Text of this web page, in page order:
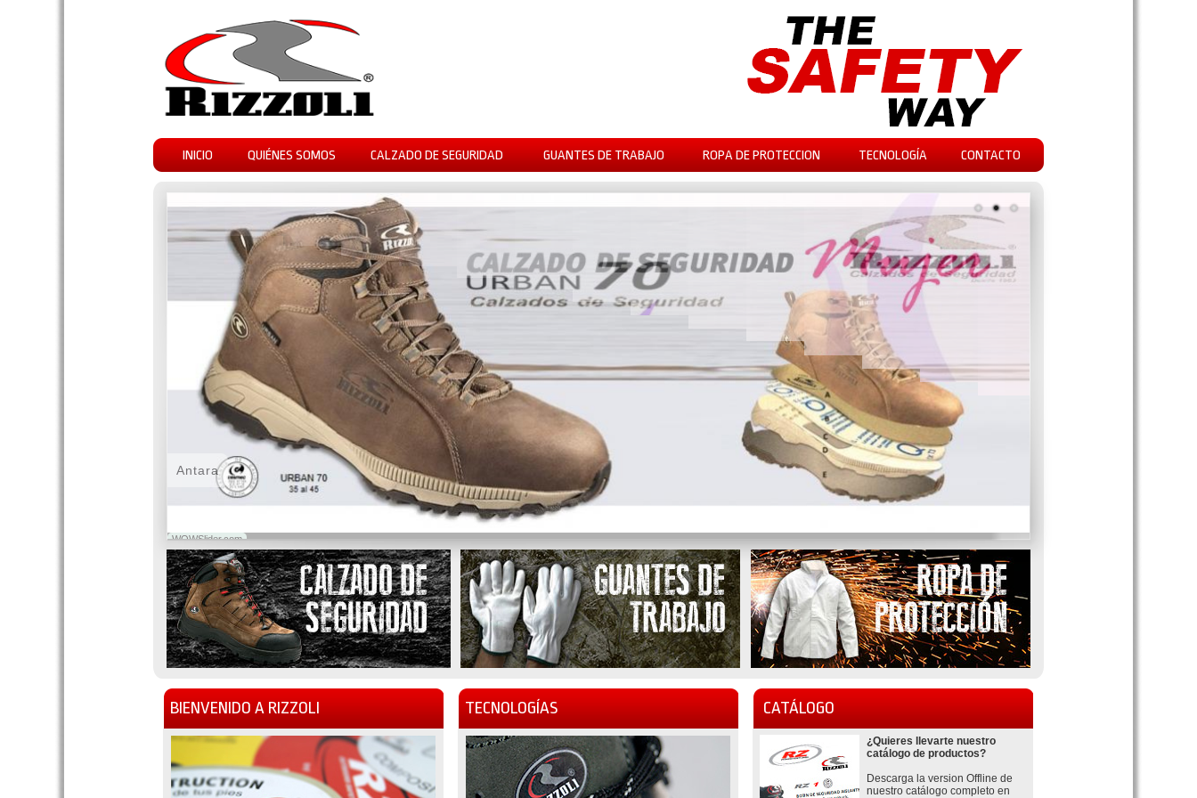
INICIO QUIÉNES SOMOS CALZADO DE SEGURIDAD GUANTES DE TRABAJO ROPA DE PROTECCION TECNOLOGÍA CONTACTO
WOWSlider.com
Antara
BIENVENIDO A RIZZOLI TECNOLOGÍAS CATÁLOGO
¿Quieres llevarte nuestro
catálogo de productos?
Descarga la version Offline de
nuestro catálogo completo en